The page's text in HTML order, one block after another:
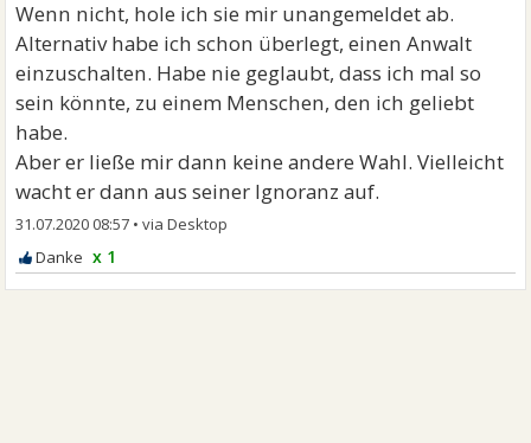
Wenn nicht, hole ich sie mir unangemeldet ab.
Alternativ habe ich schon überlegt, einen Anwalt
einzuschalten. Habe nie geglaubt, dass ich mal so
sein könnte, zu einem Menschen, den ich geliebt
habe.
Aber er ließe mir dann keine andere Wahl. Vielleicht
wacht er dann aus seiner Ignoranz auf.
31.07.2020 08:57 •
x 1